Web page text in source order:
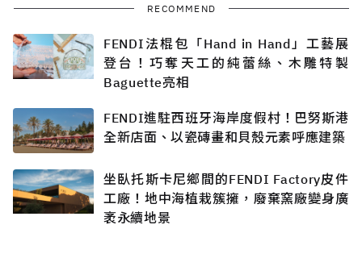
RECOMMEND
FENDI法棍包「Hand in Hand」工藝展
登台！巧奪天工的純蕾絲、木雕特製
Baguette亮相
FENDI進駐西班牙海岸度假村！巴努斯港
全新店面、以瓷磚畫和貝殼元素呼應建築
坐臥托斯卡尼鄉間的FENDI Factory皮件
工廠！地中海植栽簇擁，廢棄窯廠變身廣
袤永續地景